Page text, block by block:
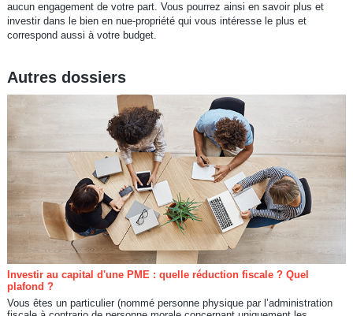
aucun engagement de votre part. Vous pourrez ainsi en savoir plus et
investir dans le bien en nue-propriété qui vous intéresse le plus et
correspond aussi à votre budget.
Autres dossiers
Investir au capital d'une PME : quelle réduction fiscale ? Quel
plafond ?
Vous êtes un particulier (nommé personne physique par l’administration